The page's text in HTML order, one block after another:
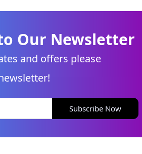
Our Newsletter
and offers please
Subscribe Now